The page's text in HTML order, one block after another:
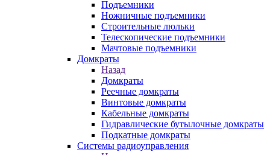
Подъемники
Ножничные подъемники
Строительные люльки
Телескопические подъемники
Мачтовые подъемники
Домкраты
Назад
Домкраты
Реечные домкраты
Винтовые домкраты
Кабельные домкраты
Гидравлические бутылочные домкраты
Подкатные домкраты
Системы радиоуправления